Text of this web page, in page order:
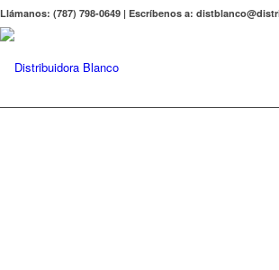
Llámanos: (787) 798-0649 | Escríbenos a: